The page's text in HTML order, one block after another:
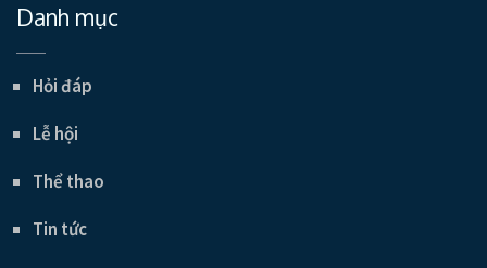
Danh mục
Hỏi đáp
Lễ hội
Thể thao
Tin tức